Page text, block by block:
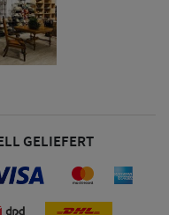
GELIEFERT